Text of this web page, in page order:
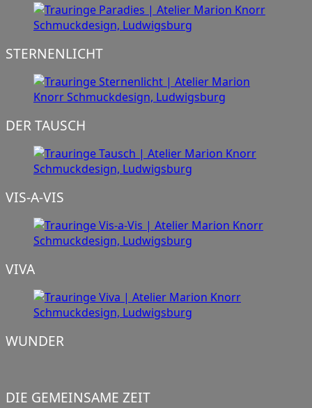
STERNENLICHT
DER TAUSCH
VIS-A-VIS
VIVA
WUNDER
DIE GEMEINSAME ZEIT